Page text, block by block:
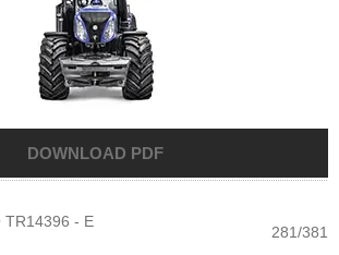
TR14396 - E
281/381